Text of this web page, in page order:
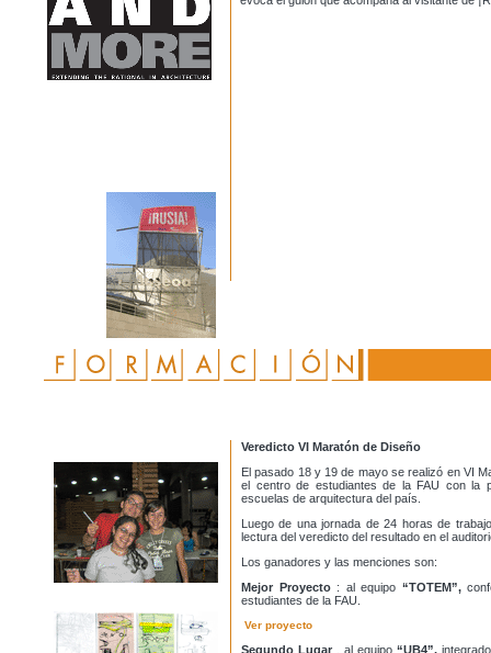
Veredicto VI Maratón de Diseño
El pasado 18 y 19 de mayo se realizó en VI
el centro de estudiantes de la FAU con la
escuelas de arquitectura del país.
Luego de una jornada de 24 horas de
lectura del veredicto del resultado en el
Los ganadores y las menciones son:
Mejor Proyecto : al equipo “TOTEM”,
estudiantes de la FAU.
Ver proyecto
Segundo Lugar , al equipo “UB4”,